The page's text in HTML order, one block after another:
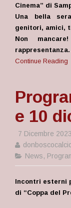
Cinema” di
Una bella
genitori, amici,
Non
rappresentanza.
Continue Reading
e 10
7 Dicembre 2023
News,
Incontri esterni
di “Coppa del